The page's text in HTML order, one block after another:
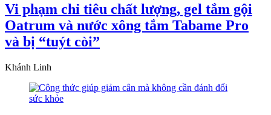
Vi phạm chỉ tiêu chất lượng, gel tắm gội
Oatrum và nước xông tắm Tabame Pro
và bị “tuýt còi”
Khánh Linh